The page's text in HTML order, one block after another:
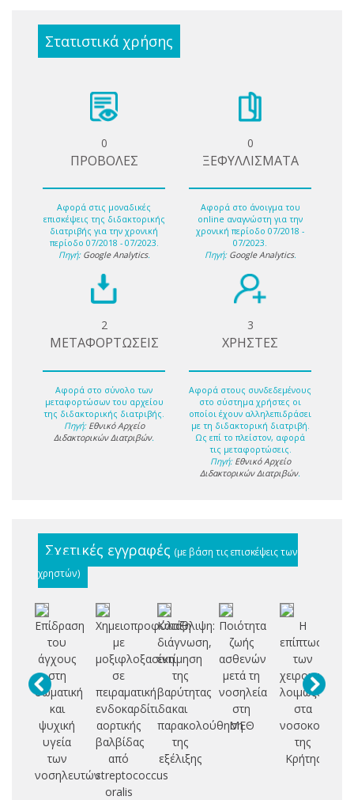
Στατιστικά χρήσης
0
ΠΡΟΒΟΛΕΣ
Αφορά στις μοναδικές
επισκέψεις της διδακτορικής
διατριβής για την χρονική
περίοδο 07/2018 - 07/2023.
Πηγή: Google Analytics.
0
ΞΕΦΥΛΛΙΣΜΑΤΑ
Αφορά στο άνοιγμα του
online αναγνώστη για την
χρονική περίοδο 07/2018 -
07/2023.
Πηγή: Google Analytics.
2
ΜΕΤΑΦΟΡΤΩΣΕΙΣ
Αφορά στο σύνολο των
μεταφορτώσων του αρχείου
της διδακτορικής διατριβής.
Πηγή: Εθνικό Αρχείο
Διδακτορικών Διατριβών.
3
ΧΡΗΣΤΕΣ
Αφορά στους συνδεδεμένους
στο σύστημα χρήστες οι
οποίοι έχουν αλληλεπιδράσει
με τη διδακτορική διατριβή.
Ως επί το πλείστον, αφορά
τις μεταφορτώσεις.
Πηγή: Εθνικό Αρχείο
Διδακτορικών Διατριβών.
Σχετικές εγγραφές (με βάση τις επισκέψεις των
χρηστών)
Επίδραση
του
άγχους
στη
σωματική
και
ψυχική
υγεία
των
νοσηλευτών
Χημειοπροφύλαξη
με
μοξιφλοξασίνη
σε
πειραματική
ενδοκαρδίτιδα
αορτικής
βαλβίδας
από
streptococcus
oralis
Κατάθλιψη:
διάγνωση,
εκτίμηση
της
βαρύτητας
και
παρακολούθηση
της
εξέλιξης
Ποιότητα
ζωής
ασθενών
μετά τη
νοσηλεία
στη
ΜΕΘ
Η
επίπτωση
των
χειρουργικών
λοιμώξεων
στα
νοσοκομεία
της
Κρήτης